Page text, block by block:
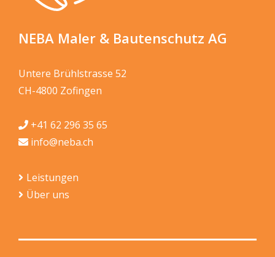
NEBA Maler & Bautenschutz AG
Untere Brühlstrasse 52
CH-4800 Zofingen
+41 62 296 35 65
info@neba.ch
Leistungen
Über uns